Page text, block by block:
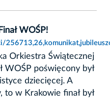
WOŚP!
Orkiestra Świątecznej
WOŚP poświęcony był
dziecięcej. A
to w Krakowie finał był